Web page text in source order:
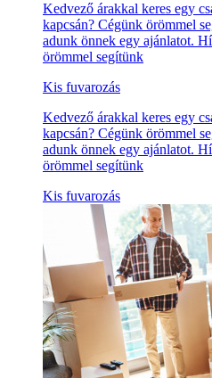
Kedvező árakkal keres egy
kapcsán? Cégünk örömmel
adunk önnek egy ajánlatot.
örömmel segítünk
Kis fuvarozás
Kedvező árakkal keres egy
kapcsán? Cégünk örömmel
adunk önnek egy ajánlatot.
örömmel segítünk
Kis fuvarozás